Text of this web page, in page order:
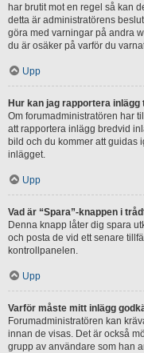
har brutit mot en regel så kan
detta är administratörens
göra med varningar på andra
du är osäker på varför du
Upp
Hur kan jag rapportera
Om forumadministratören har
att rapportera inlägg bredvid
bild och du kommer att guidas
inlägget.
Upp
Vad är “Spara”-knappen i
Denna knapp låter dig spara
och posta de vid ett senare
kontrollpanelen.
Upp
Varför måste mitt inlägg
Forumadministratören kan
innan de visas. Det är också
grupp av användare som han